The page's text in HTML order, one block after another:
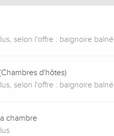
selon l'offre : baignoire
d'hôtes)
selon l'offre : baignoire
chambre